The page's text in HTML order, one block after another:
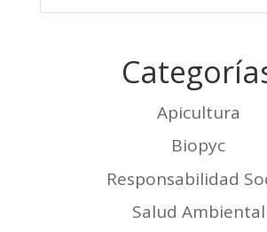
Apicultura
Biopyc
Responsabilidad
Salud Ambiental